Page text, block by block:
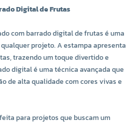
Digital de Frutas
com barrado digital de frutas é uma
projeto. A estampa apresenta
trazendo um toque divertido e
digital é uma técnica avançada que
de alta qualidade com cores vivas e
para projetos que buscam um